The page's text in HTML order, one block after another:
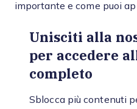
importante e come puoi
Unisciti alla
per accedere
completo
Sblocca più contenuti